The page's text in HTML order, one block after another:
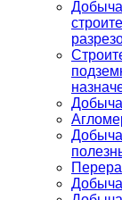
Добыча
Добыча